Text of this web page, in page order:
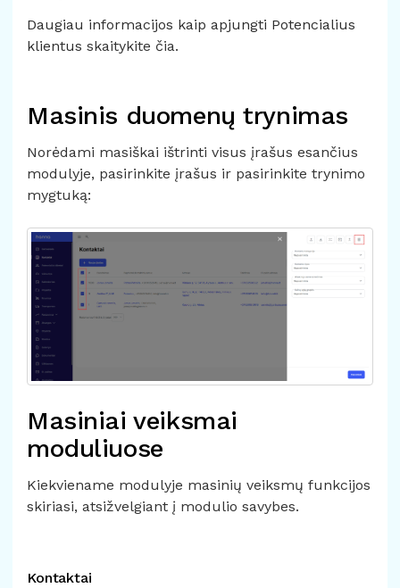
Daugiau informacijos kaip apjungti Potencialius
klientus skaitykite čia.
Masinis duomenų trynimas
Norėdami masiškai ištrinti visus įrašus esančius
modulyje, pasirinkite įrašus ir pasirinkite trynimo
mygtuką:
Masiniai veiksmai
moduliuose
Kiekviename modulyje masinių veiksmų funkcijos
skiriasi, atsižvelgiant į modulio savybes.
Kontaktai